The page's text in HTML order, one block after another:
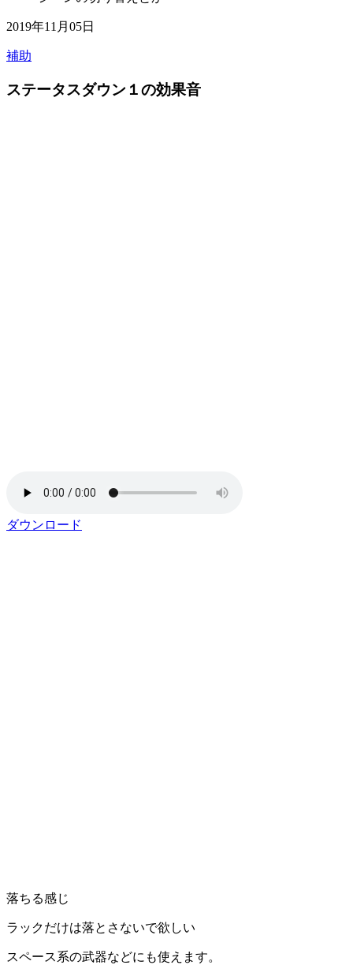
2019年11月05日
補助
ステータスダウン１の効果音
ダウンロード
落ちる感じ
ラックだけは落とさないで欲しい
スペース系の武器などにも使えます。